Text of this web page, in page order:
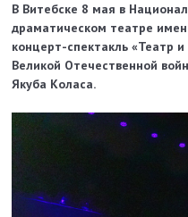
В Витебске 8 мая в
драматическом театре
концерт-спектакль «Театр
Великой Отечественной
Якуба Коласа.